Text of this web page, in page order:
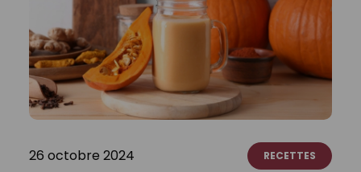
26 octobre 2024 RECETTES